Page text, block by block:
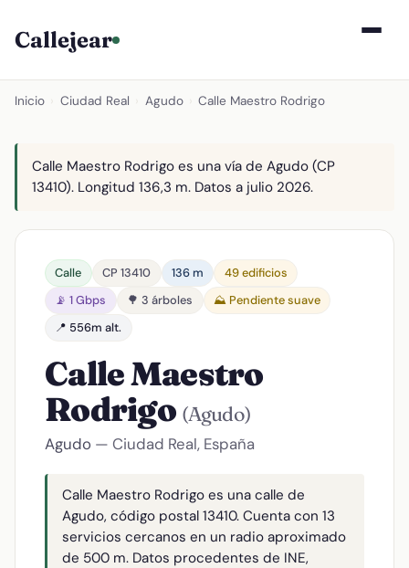
Callejear
Inicio Ciudad Real Agudo Calle Maestro Rodrigo
Calle Maestro Rodrigo es una vía de Agudo (CP
13410). Longitud 136,3 m. Datos a julio 2026.
Calle CP 13410 136 m
49 edificios
📡 1 Gbps
🌳 3 árboles
⛰️ Pendiente suave
📍 556m alt.
Calle Maestro
Rodrigo (Agudo)
Agudo — Ciudad Real, España
Calle Maestro Rodrigo es una calle de
Agudo, código postal 13410. Cuenta con 13
servicios cercanos en un radio aproximado
de 500 m. Datos procedentes de INE,